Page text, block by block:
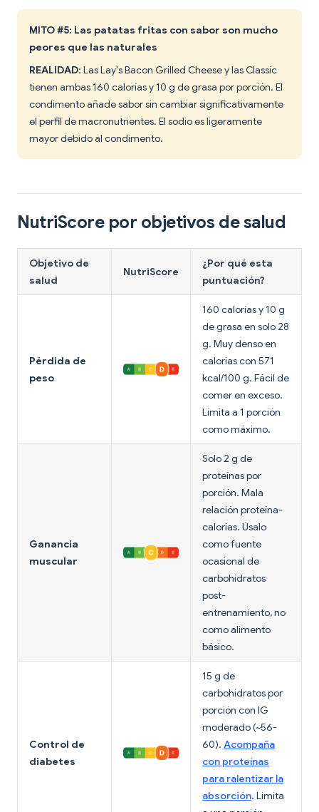
MITO #5: Las patatas fritas con sabor son mucho
peores que las naturales
REALIDAD: Las Lay's Bacon Grilled Cheese y las Classic
tienen ambas 160 calorías y 10 g de grasa por porción. El
condimento añade sabor sin cambiar significativamente
el perfil de macronutrientes. El sodio es ligeramente
mayor debido al condimento.
NutriScore por objetivos de salud
Objetivo de
salud
NutriScore
¿Por qué esta
puntuación?
Pérdida de
peso
160 calorías y 10 g
de grasa en solo 28
g. Muy denso en
calorías con 571
kcal/100 g. Fácil de
comer en exceso.
Limita a 1 porción
como máximo.
Ganancia
muscular
Solo 2 g de
proteínas por
porción. Mala
relación proteína-
calorías. Úsalo
como fuente
ocasional de
carbohidratos
post-
entrenamiento, no
como alimento
básico.
Control de
diabetes
15 g de
carbohidratos por
porción con IG
moderado (~56-
60). Acompaña
con proteínas
para ralentizar la
absorción. Limita